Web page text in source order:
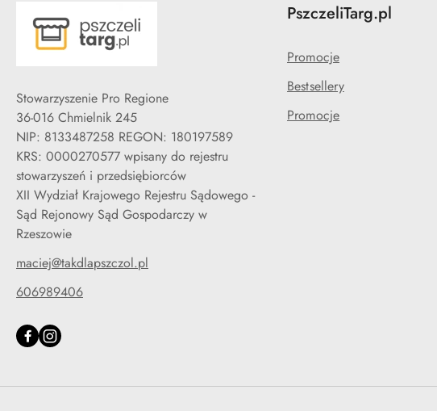
Stowarzyszenie Pro Regione
36-016 Chmielnik 245
NIP: 8133487258 REGON: 180197589
KRS: 0000270577 wpisany do rejestru
stowarzyszeń i przedsiębiorców
XII Wydział Krajowego Rejestru Sądowego -
Sąd Rejonowy Sąd Gospodarczy w
Rzeszowie
maciej@takdlapszczol.pl
606989406
PszczeliTarg.pl
Promocje
Bestsellery
Promocje